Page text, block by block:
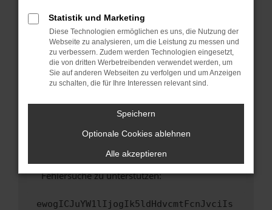
Betriebssystem auf dem neuesten Stand
sind.
Veraltete Software birgt nicht nur ein
Sicherheitsrisiko, sondern kann auch dazu
führen, dass bestimmte Funktionen nicht mehr
unterstützt werden.
Wende dich an den Webseitenbetreiber.
Wenn du alle oben genannten Schritte versucht
hast, kontaktiere uns bitte. Wir werden
versuchen, das Problem zu beheben. Du kannst
uns diesen Text schicken, um uns bei der
Fehlersuche zu unterstützen:
ewogICJuYW1lIjogIk5ldHdvcmtFcnJvciIs
Statistik und Marketing
Diese Technologien ermöglichen es uns, die Nutzung der
Webseite zu analysieren, um die Leistung zu messen und
zu verbessern. Zudem werden Technologien eingesetzt,
die von dritten Werbetreibenden verwendet werden, um
Sie auf anderen Webseiten zu verfolgen und um Anzeigen
zu schalten, die für Ihre Interessen relevant sind.
Speichern
Optionale Cookies ablehnen
Alle akzeptieren